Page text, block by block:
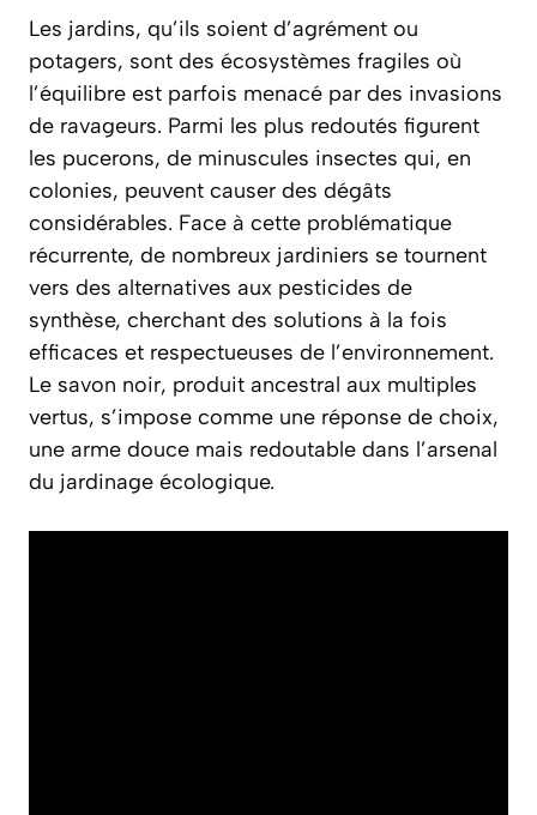
Les jardins, qu’ils soient d’agrément ou
potagers, sont des écosystèmes fragiles où
l’équilibre est parfois menacé par des invasions
de ravageurs. Parmi les plus redoutés figurent
les pucerons, de minuscules insectes qui, en
colonies, peuvent causer des dégâts
considérables. Face à cette problématique
récurrente, de nombreux jardiniers se tournent
vers des alternatives aux pesticides de
synthèse, cherchant des solutions à la fois
efficaces et respectueuses de l’environnement.
Le savon noir, produit ancestral aux multiples
vertus, s’impose comme une réponse de choix,
une arme douce mais redoutable dans l’arsenal
du jardinage écologique.